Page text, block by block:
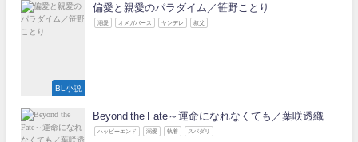
BL小説
偏愛と親愛のパラダイム／笹野ことり
溺愛 オメガバース ヤンデレ 叔父
Beyond the Fate～運命になれなくても／葉咲透織
ハッピーエンド 溺愛 執着 スパダリ